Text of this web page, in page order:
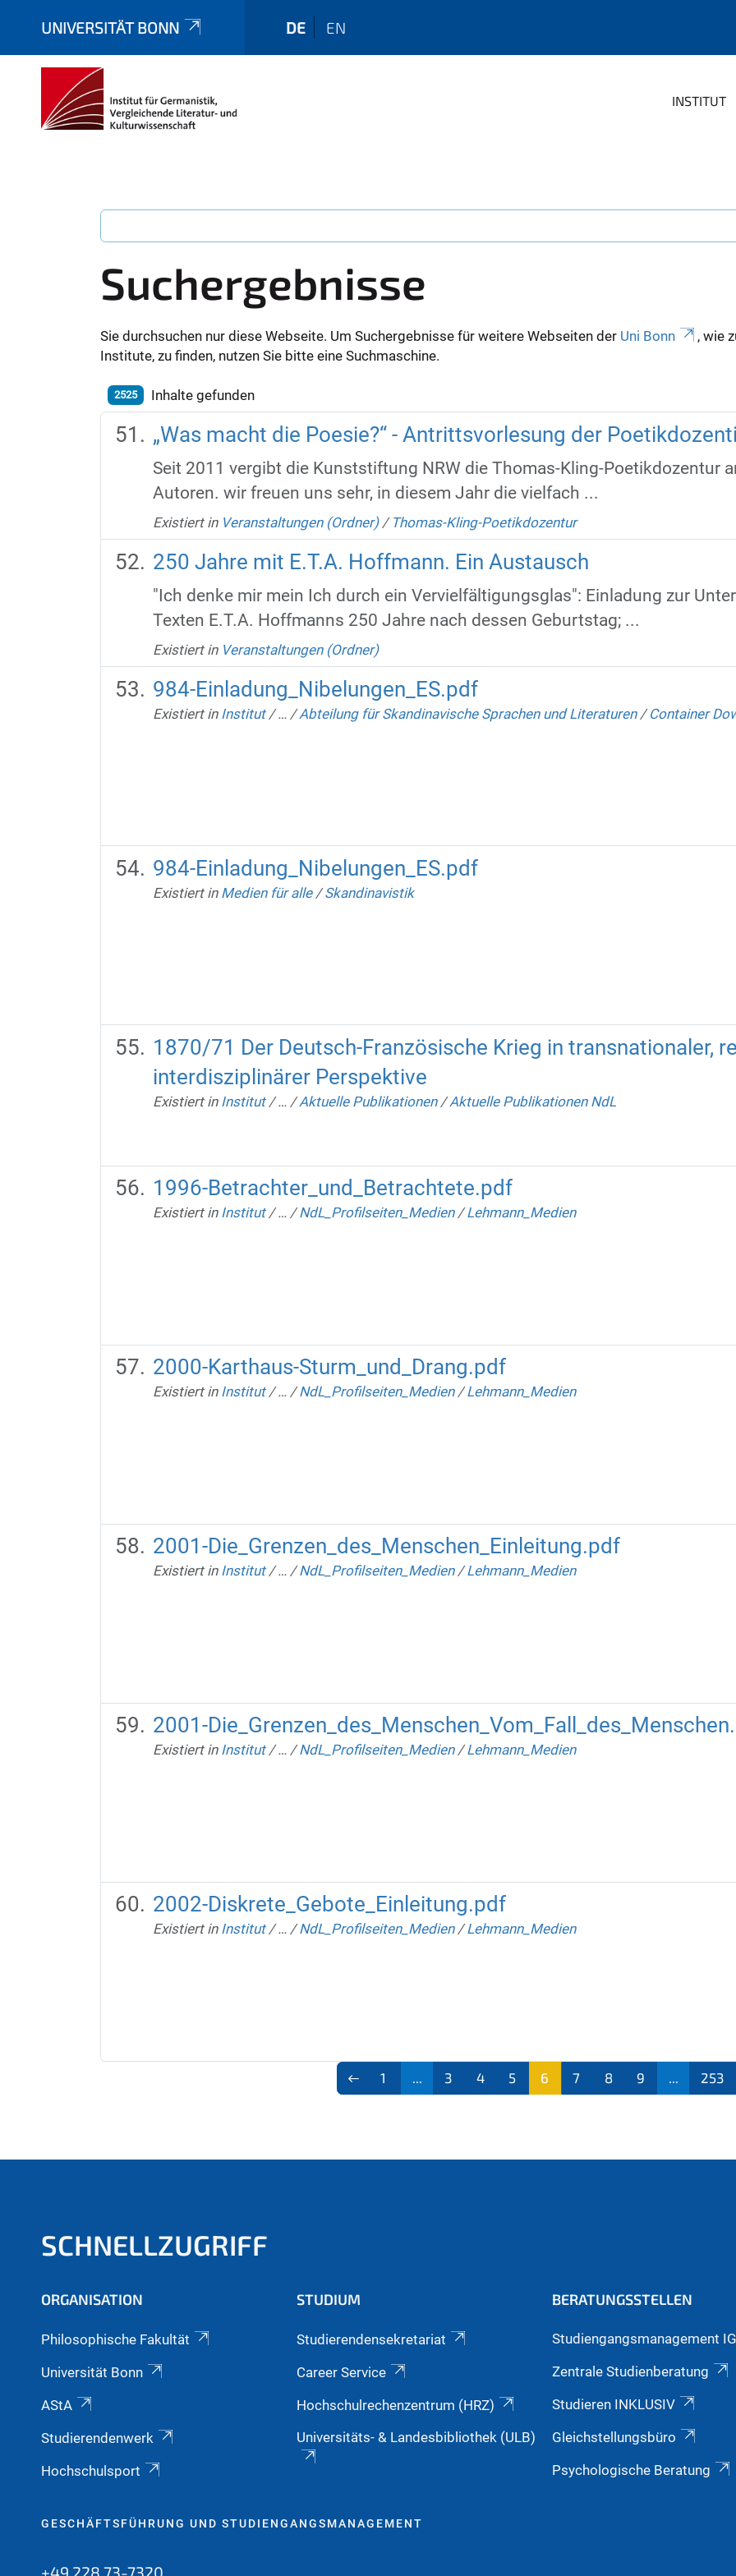
UNIVERSITÄT BONN DE EN
INSTITUT
Suchergebnisse
Sie durchsuchen nur diese Webseite. Um Suchergebnisse für weitere Webseiten der Uni Bonn
, wie
Institute, zu finden, nutzen Sie bitte eine Suchmaschine.
2525 Inhalte gefunden
„Was macht die Poesie?“ - Antrittsvorlesung der
Seit 2011 vergibt die Kunststiftung NRW die Thomas-Kling-Poetikdozentur
Autoren. wir freuen uns sehr, in diesem Jahr die vielfach ...
Existiert in Veranstaltungen (Ordner) / Thomas-Kling-Poetikdozentur
250 Jahre mit E.T.A. Hoffmann. Ein Austausch
"Ich denke mir mein Ich durch ein Vervielfältigungsglas": Einladung zur
Texten E.T.A. Hoffmanns 250 Jahre nach dessen Geburtstag; ...
Existiert in Veranstaltungen (Ordner)
984-Einladung_Nibelungen_ES.pdf
Existiert in Institut /… /Abteilung für Skandinavische Sprachen und Literaturen /Container
984-Einladung_Nibelungen_ES.pdf
Existiert in Medien für alle /Skandinavistik
1870/71 Der Deutsch-Französische Krieg in transnationaler,
interdisziplinärer Perspektive
Existiert in Institut /… /Aktuelle Publikationen /Aktuelle Publikationen NdL
1996-Betrachter_und_Betrachtete.pdf
Existiert in Institut /… /NdL_Profilseiten_Medien /Lehmann_Medien
2000-Karthaus-Sturm_und_Drang.pdf
Existiert in Institut /… /NdL_Profilseiten_Medien /Lehmann_Medien
2001-Die_Grenzen_des_Menschen_Einleitung.pdf
Existiert in Institut /… /NdL_Profilseiten_Medien /Lehmann_Medien
2001-
Existiert in Institut /… /NdL_Profilseiten_Medien /Lehmann_Medien
2002-Diskrete_Gebote_Einleitung.pdf
Existiert in Institut /… /NdL_Profilseiten_Medien /Lehmann_Medien
1 ... 3 4 5
6
7 8 9 ... 253
SCHNELLZUGRIFF
ORGANISATION
Philosophische Fakultät
Universität Bonn
AStA
Studierendenwerk
Hochschulsport
STUDIUM
Studierendensekretariat
Career Service
Hochschulrechenzentrum (HRZ)
Universitäts- & Landesbibliothek (ULB)
BERATUNGSSTELLEN
Studiengangsmanagement
Zentrale Studienberatung
Studieren INKLUSIV
Gleichstellungsbüro
Psychologische Beratung
GESCHÄFTSFÜHRUNG UND STUDIENGANGSMANAGEMENT